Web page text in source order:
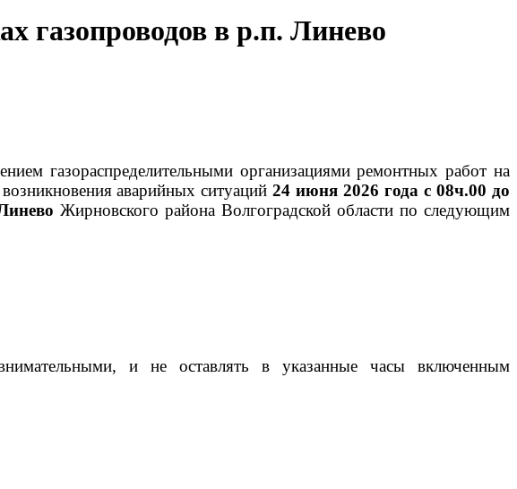
газопроводов в р.п. Линево
газораспределительными организациями ремонтных работ на
аварийных ситуаций24 июня 2026 года с 08ч.00 до
Жирновского района Волгоградской области по следующим
и не оставлять в указанные часы включенным